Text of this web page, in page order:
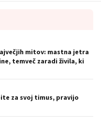
mitov: mastna jetra
temveč zaradi živila, ki
za svoj timus, pravijo